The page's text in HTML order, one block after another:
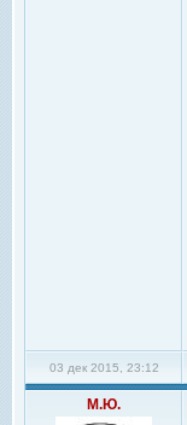
03 дек 2015, 23:12
М.Ю.